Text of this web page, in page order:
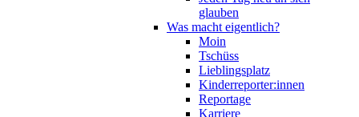
glauben
Was macht eigentlich?
Moin
Tschüss
Lieblingsplatz
Kinderreporter:innen
Reportage
Karriere